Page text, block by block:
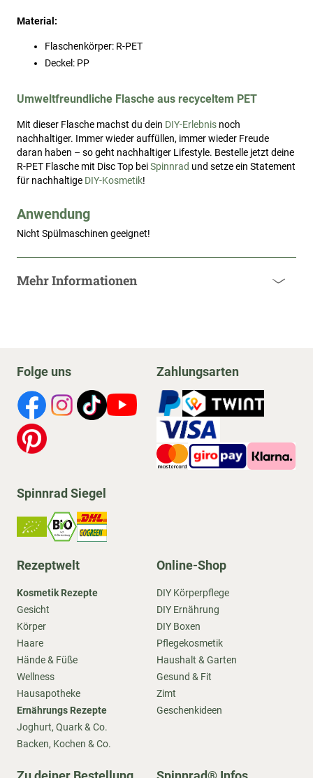
Material:
Flaschenkörper: R-PET
Deckel: PP
Umweltfreundliche Flasche aus recyceltem PET
Mit dieser Flasche machst du dein DIY-Erlebnis noch
nachhaltiger. Immer wieder auffüllen, immer wieder Freude
daran haben – so geht nachhaltiger Lifestyle. Bestelle jetzt deine
R-PET Flasche mit Disc Top beiSpinnrad und setze ein Statement
für nachhaltige DIY-Kosmetik!
Anwendung
Nicht Spülmaschinen geeignet!
Mehr Informationen
Folge uns Zahlungsarten
Spinnrad Siegel
Rezeptwelt
Kosmetik Rezepte
Gesicht
Körper
Haare
Hände & Füße
Wellness
Hausapotheke
Ernährungs Rezepte
Joghurt, Quark & Co.
Backen, Kochen & Co.
Online-Shop
DIY Körperpflege
DIY Ernährung
DIY Boxen
Pflegekosmetik
Haushalt & Garten
Gesund & Fit
Zimt
Geschenkideen